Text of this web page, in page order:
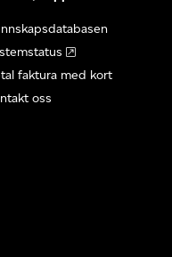
faktura med kort
oss